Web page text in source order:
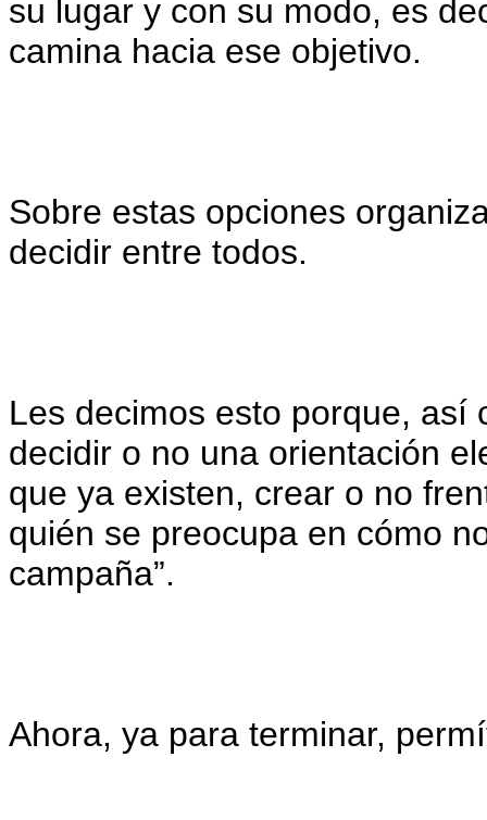
su lugar y con su modo, es
camina hacia ese objetivo.
Sobre estas opciones
decidir entre todos.
Les decimos esto porque, así
decidir o no una orientación
que ya existen, crear o no
quién se preocupa en cómo
campaña”.
Ahora, ya para terminar,